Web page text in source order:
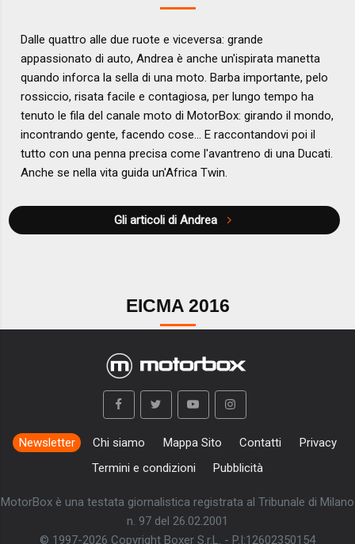
Dalle quattro alle due ruote e viceversa: grande
appassionato di auto, Andrea è anche un'ispirata manetta
quando inforca la sella di una moto. Barba importante, pelo
rossiccio, risata facile e contagiosa, per lungo tempo ha
tenuto le fila del canale moto di MotorBox: girando il mondo,
incontrando gente, facendo cose... E raccontandovi poi il
tutto con una penna precisa come l'avantreno di una Ducati.
Anche se nella vita guida un'Africa Twin.
Gli articoli di Andrea
EICMA 2016
Newsletter Chi siamo Mappa Sito Contatti
Privacy
Termini e condizioni
Pubblicità
MotorBox è una testata giornalistica registrata al Tribunale di Milano
n. 97 del 26.02.2001
© 1997-2026 Copyright Boxer S.r.L. - P.I:12602350154